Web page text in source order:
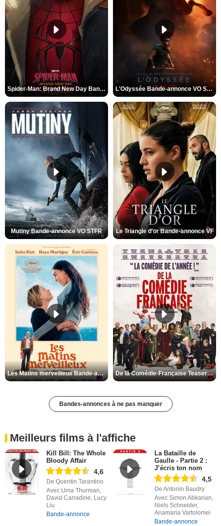
Spider-Man: Brand New Day Bande-annonce VO STFR L'Odyssée Bande-annonce VO STFR
Mutiny Bande-annonce VO STFR Le Triangle d'or Bande-annonce VF
Les Matins merveilleux Bande-annonce VF De la Comédie-Française Teaser VF
Bandes-annonces à ne pas manquer
Meilleurs films à l'affiche
Kill Bill: The Whole
Bloody Affair
4,6
De Quentin Tarantino
Avec Uma Thurman,
David Carradine, Lucy
Liu
Bande-annonce
La Bataille de
Gaulle - Partie 2 :
J’écris ton nom
4,5
De Antonin Baudry
Avec Simon Abkarian,
Niels Schneider,
Anamaria Vartolomei
Bande-annonce